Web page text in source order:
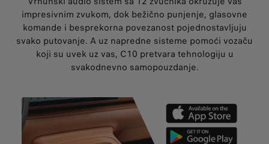
impresivnim zvukom, dok bežično punjenje, glasovne
komande i besprekorna povezanost pojednostavljuju
svako putovanje. A uz napredne sisteme pomoći vozaču
koji su uvek uz vas, C10 pretvara tehnologiju u
svakodnevno samopouzdanje.